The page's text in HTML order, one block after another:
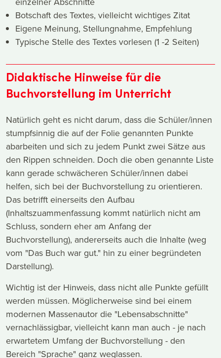
Botschaft des Textes, vielleicht wichtiges Zitat
Eigene Meinung, Stellungnahme, Empfehlung
Typische Stelle des Textes vorlesen (1 -2 Seiten)
Didaktische Hinweise für die
Buchvorstellung im Unterricht
Natürlich geht es nicht darum, dass die Schüler/innen
stumpfsinnig die auf der Folie genannten Punkte
abarbeiten und sich zu jedem Punkt zwei Sätze aus
den Rippen schneiden. Doch die oben genannte Liste
kann gerade schwächeren Schüler/innen dabei
helfen, sich bei der Buchvorstellung zu orientieren.
Das betrifft einerseits den Aufbau
(Inhaltszuammenfassung kommt natürlich nicht am
Schluss, sondern eher am Anfang der
Buchvorstellung), andererseits auch die Inhalte (weg
vom "Das Buch war gut." hin zu einer begründeten
Darstellung).
Wichtig ist der Hinweis, dass nicht alle Punkte gefüllt
werden müssen. Möglicherweise sind bei einem
modernen Massenautor die "Lebensabschnitte"
vernachlässigbar, vielleicht kann man auch - je nach
erwartetem Umfang der Buchvorstellung - den
Bereich "Sprache" ganz weglassen.